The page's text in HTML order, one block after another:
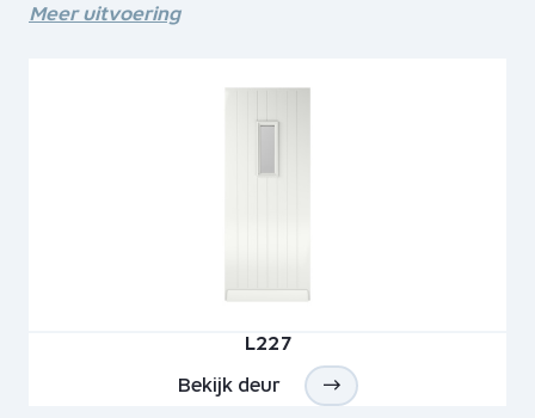
Meer uitvoering
L227
Bekijk deur